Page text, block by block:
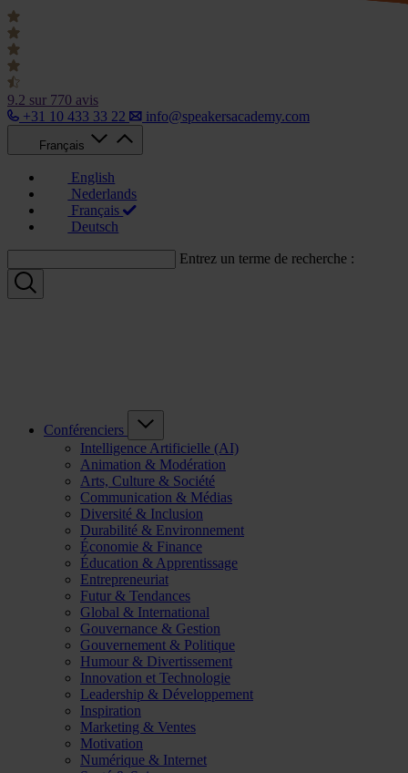
9.2 sur 770 avis
+31 10 433 33 22
info@speakersacademy.com
Français
English
Nederlands
Français
Deutsch
Entrez un terme de recherche :
Conférenciers
Intelligence Artificielle (AI)
Animation & Modération
Arts, Culture & Société
Communication & Médias
Diversité & Inclusion
Durabilité & Environnement
Économie & Finance
Éducation & Apprentissage
Entrepreneuriat
Futur & Tendances
Global & International
Gouvernance & Gestion
Gouvernement & Politique
Humour & Divertissement
Innovation et Technologie
Leadership & Développement
Inspiration
Marketing & Ventes
Motivation
Numérique & Internet